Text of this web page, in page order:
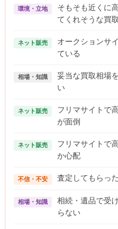
環境・立地
そもそも近くに
てくれそうな買
ネット販売
オークションサ
ている
相場・知識
妥当な買取相場
い
ネット販売
フリマサイトで
が面倒
ネット販売
フリマサイトで
か心配
不信・不安 査定してもらっ
相場・知識
相続・遺品で受
らない